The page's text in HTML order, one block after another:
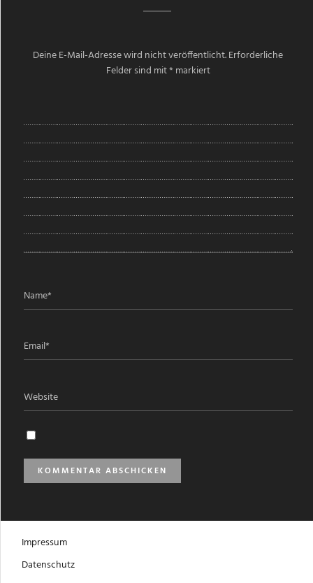
Deine E-Mail-Adresse wird nicht veröffentlicht.Erforderliche
Felder sind mit* markiert
Impressum
Datenschutz